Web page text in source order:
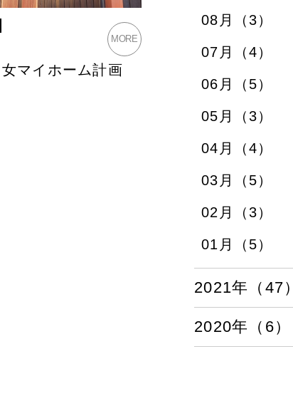
マイホーム計画
MORE
08月（3）
07月（4）
06月（5）
05月（3）
04月（4）
03月（5）
02月（3）
01月（5）
2021年（47）
2020年（6）